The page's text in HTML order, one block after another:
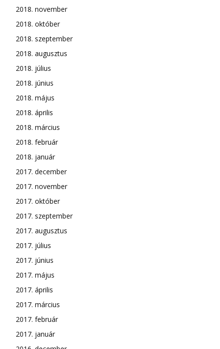
2018. november
2018. október
2018. szeptember
2018. augusztus
2018. július
2018. június
2018. május
2018. április
2018. március
2018. február
2018. január
2017. december
2017. november
2017. október
2017. szeptember
2017. augusztus
2017. július
2017. június
2017. május
2017. április
2017. március
2017. február
2017. január